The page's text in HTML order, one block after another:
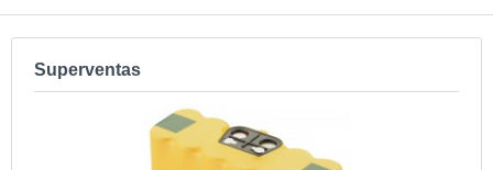
Superventas